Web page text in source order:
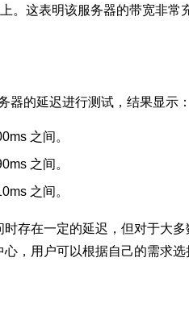
。这表明该服务器的带宽非常
器的延迟进行测试，结果显示：
之间。
之间。
之间。
存在一定的延迟，但对于大
，用户可以根据自己的需求